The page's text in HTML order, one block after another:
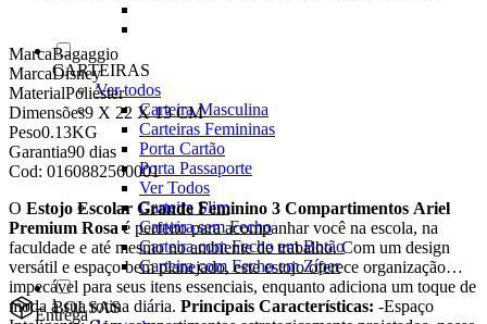
CARTEIRAS
Ver todos
Carteira Masculina
Carteiras Femininas
Porta Cartão
Porta Passaporte
Ver Todos
Carteira Slim
Carteira sem Fecho
Carteira com Fecho em Botão
Carteira com Fecho em Zíper
BOLSAS
MarcaBagaggio
MarcaDisney
MaterialPoliéster
Dimensões9 X 22 X 13 CM
Peso0.13KG
Garantia90 dias
Cod: 0160882560001
O Estojo Escolar Grande Feminino 3 Compartimentos Ariel
Premium Rosaé perfeito para acompanhar você na escola, na
faculdade e até mesmo no ambiente de trabalho. Com um design
versátil e espaço bem planejado, este estojo oferece organização
impecável para seus itens essenciais, enquanto adiciona um toque de
moda à sua rotina diária. Principais Características:
Entrega